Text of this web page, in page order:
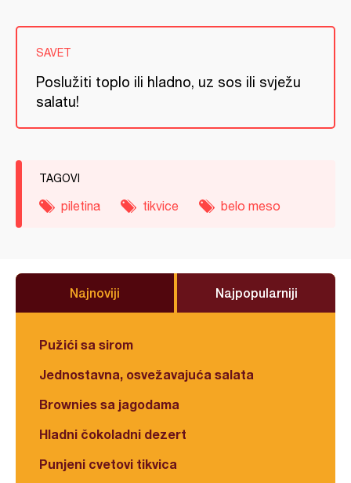
SAVET
Poslužiti toplo ili hladno, uz sos ili svježu
salatu!
TAGOVI
piletina tikvice belo meso
Najnoviji Najpopularniji
Pužići sa sirom
Jednostavna, osvežavajuća salata
Brownies sa jagodama
Hladni čokoladni dezert
Punjeni cvetovi tikvica